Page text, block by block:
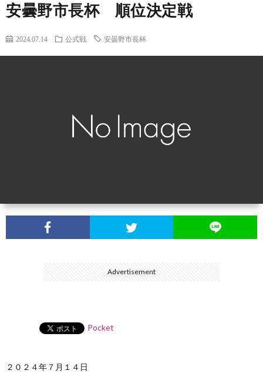
介
安曇野市長杯 順位決定戦
2024.07.14 公式戦 安曇野市長杯
Advertisement
Pocket
２０２４年７月１４日